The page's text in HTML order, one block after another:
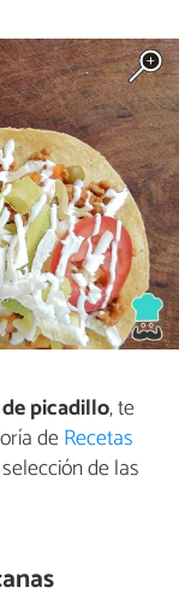
picadillo, te
deRecetas
de las